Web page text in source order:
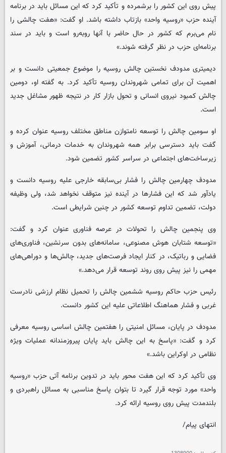
پیش روی این کشور را برشمرده و تأکید کرد که این مسائل باید در برنامه
آینده حزب «روسیه واحد» بازتاب داشته باشد. او گفت: «هفت چالشی را
نام می‌برم که کشور در حال حاضر با آنها روبه‌رو است و باید در سند
برنامه‌ای حزب در نظر گرفته شوند.»
دیمیتری مدودف نخستین چالش روسیه را موضوع جمعیتی دانست و بر
اهمیت آن برای تمامی شهروندان روسیه تأکید کرد. به گفته او، دومین
چالش کمبود نیروی انسانی و تحول بازار کار در نتیجه ظهور مشاغل جدید
است.
او سومین چالش را توسعه نامتوازن مناطق مختلف روسیه عنوان کرده و
گفت باید دسترسی برابر همه شهروندان به خدمات درمانی، آموزش و
زیرساخت‌های اجتماعی در سراسر کشور تضمین شود.
مدودف چهارمین چالش را فشار بی‌سابقه خارجی علیه روسیه دانست و
یادآور شد که این فشارها در آینده نیز متوقف نخواهد شد، ولی وظیفه
دولت، تضمین تداوم توسعه کشور در چنین شرایطی است.
وی پنجمین چالش را تحولات در عرصه فناوری عنوان کرد و گفت:
«توسعه شتابان هوش مصنوعی، سامانه‌های بدون سرنشین، فناوری‌های
فضایی و رباتیک، در کنار ایجاد فرصت‌های جدید، چالش‌ها و دوراهی‌های
مهمی را نیز پیش روی روند توسعه قرار می‌دهد.»
رئیس حزب حاکم روسیه ششمین چالش را تحمیل نظام ارزشی نادرست
غربی و فشار هماهنگ اطلاعاتی علیه این کشور دانست.
مدودف در پایان، مسائل امنیتی را هفتمین چالش اساسی روسیه معرفی
کرد و گفت: «پاسخ به این چالش باید پایان پیروزمندانه عملیات ویژه
نظامی در اوکراین باشد.»
وی تأکید کرد که این هفت محور باید در تدوین برنامه آتی حزب «روسیه
واحد» مورد توجه قرار گیرد تا بتوان پاسخ مناسبی به مسائل راهبردی و
بلندمدت پیش روی روسیه ارائه کرد.
انتهای پیام/